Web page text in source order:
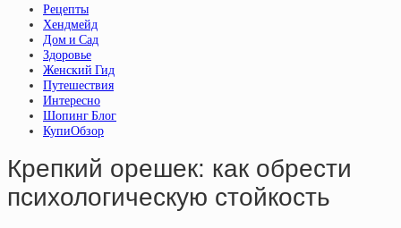
Рецепты
Хендмейд
Дом и Сад
Здоровье
Женский Гид
Путешествия
Интересно
Шопинг Блог
КупиОбзор
Крепкий орешек: как обрести
психологическую стойкость